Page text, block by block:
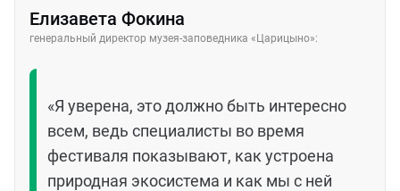
Елизавета Фокина
генеральный директор музея-заповедника «Царицыно»:
«Я уверена, это должно быть интересно
всем, ведь специалисты во время
фестиваля показывают, как устроена
природная экосистема и как мы с ней